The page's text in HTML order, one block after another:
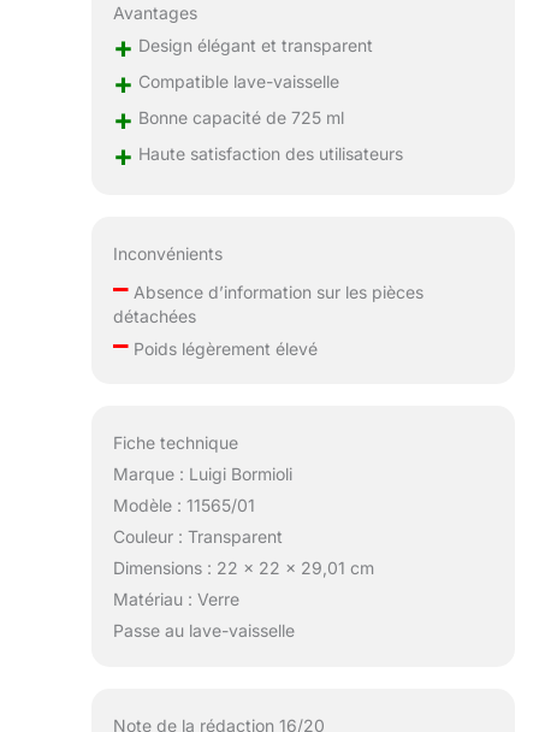
Avantages
+ Design élégant et transparent
+ Compatible lave-vaisselle
+ Bonne capacité de 725 ml
+ Haute satisfaction des utilisateurs
Inconvénients
–Absence d’information sur les pièces
détachées
–Poids légèrement élevé
Fiche technique
Marque : Luigi Bormioli
Modèle : 11565/01
Couleur : Transparent
Dimensions : 22 x 22 x 29,01 cm
Matériau : Verre
Passe au lave-vaisselle
Note de la rédaction 16/20